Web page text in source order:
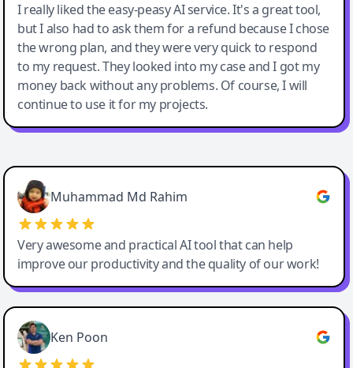
I really liked the easy-peasy AI service. It's a great tool,
but I also had to ask them for a refund because I chose
the wrong plan, and they were very quick to respond
to my request. They looked into my case and I got my
money back without any problems. Of course, I will
continue to use it for my projects.
Easy-Peasy AI
Muhammad Md Rahim
Very awesome and practical AI tool that can help
improve our productivity and the quality of our work!
Ken Poon